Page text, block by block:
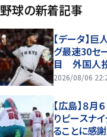
野球の新着記事
【データ】
グ最速30セ
目 外国人
2026/08/06
【広島】８月
りピースナ
ることに感